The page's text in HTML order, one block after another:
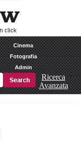
Cinema
Fotografia
Admin
Ricerca
Avanzata